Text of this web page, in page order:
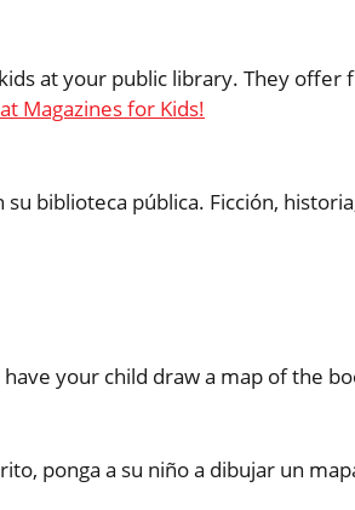
at your public library. They offer
Magazines for Kids!
biblioteca pública. Ficción,
your child draw a map of the
ponga a su niño a dibujar un